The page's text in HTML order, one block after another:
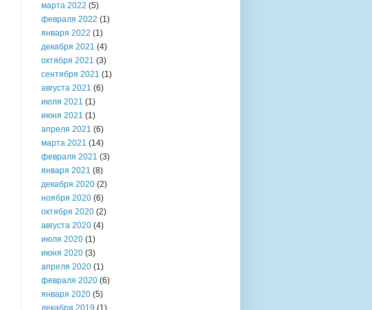
марта 2022 (5)
февраля 2022 (1)
января 2022 (1)
декабря 2021 (4)
октября 2021 (3)
сентября 2021 (1)
августа 2021 (6)
июля 2021 (1)
июня 2021 (1)
апреля 2021 (6)
марта 2021 (14)
февраля 2021 (3)
января 2021 (8)
декабря 2020 (2)
ноября 2020 (6)
октября 2020 (2)
августа 2020 (4)
июля 2020 (1)
июня 2020 (3)
апреля 2020 (1)
февраля 2020 (6)
января 2020 (5)
декабря 2019 (1)